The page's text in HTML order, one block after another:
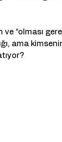
ve “olması
ama